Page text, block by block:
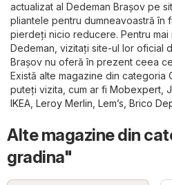
actualizat al Dedeman Brașov pe
pliantele pentru dumneavoastră în
pierdeți nicio reducere. Pentru mai
Dedeman, vizitați site-ul lor oficial
Brașov nu oferă în prezent ceea
Există alte magazine din categoria
puteți vizita, cum ar fi Mobexpert
IKEA Leroy Merlin Lem’s Brico
Alte magazine din
gradina"